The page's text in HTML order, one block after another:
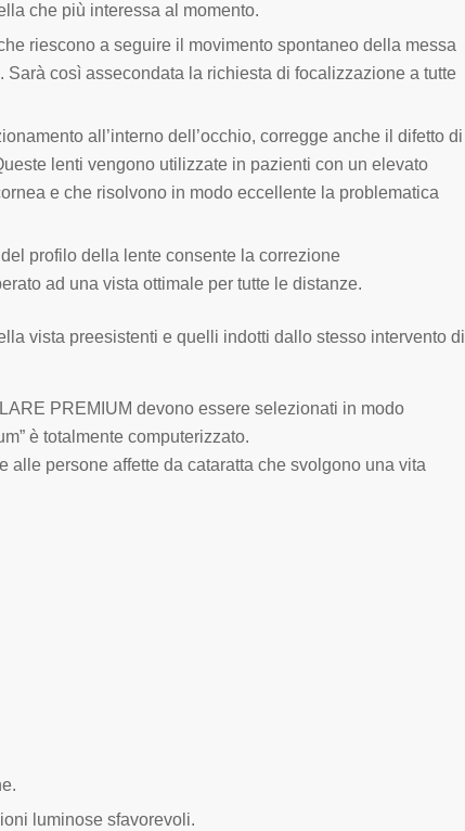
che più interessa al momento.
riescono a seguire il movimento spontaneo della messa
così assecondata la richiesta di focalizzazione a tutte
all’interno dell’occhio, corregge anche il difetto di
lenti vengono utilizzate in pazienti con un elevato
e che risolvono in modo eccellente la problematica
profilo della lente consente la correzione
ad una vista ottimale per tutte le distanze.
vista preesistenti e quelli indotti dallo stesso intervento di
PREMIUM devono essere selezionati in modo
è totalmente computerizzato.
alle persone affette da cataratta che svolgono una vita
luminose sfavorevoli.